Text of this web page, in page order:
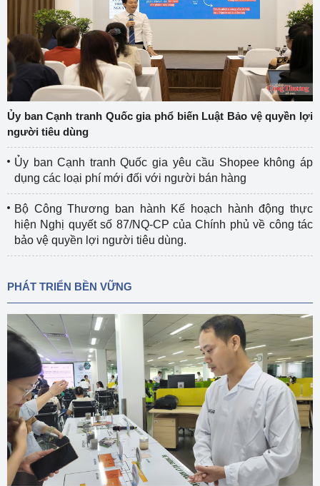
Ủy ban Cạnh tranh Quốc gia phổ biến Luật Bảo vệ quyền lợi
người tiêu dùng
Ủy ban Cạnh tranh Quốc gia yêu cầu Shopee không áp
dụng các loại phí mới đối với người bán hàng
Bộ Công Thương ban hành Kế hoạch hành động thực
hiện Nghị quyết số 87/NQ-CP của Chính phủ về công tác
bảo vệ quyền lợi người tiêu dùng.
PHÁT TRIỂN BỀN VỮNG